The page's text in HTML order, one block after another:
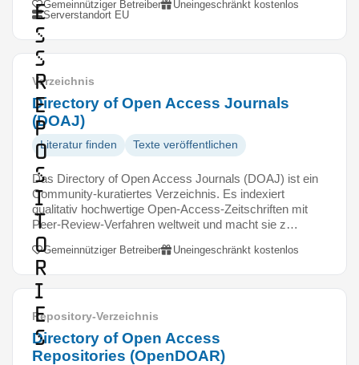
e
s
s
R
e
p
o
s
i
t
o
r
i
e
s
Gemeinnütziger Betreiber
Uneingeschränkt kostenlos
Serverstandort EU
Verzeichnis
Directory of Open Access Journals
(DOAJ)
Literatur finden Texte veröffentlichen
Das Directory of Open Access Journals (DOAJ) ist ein
Community-kuratiertes Verzeichnis. Es indexiert
qualitativ hochwertige Open-Access-Zeitschriften mit
Peer-Review-Verfahren weltweit und macht sie z…
Gemeinnütziger Betreiber Uneingeschränkt kostenlos
Repository-Verzeichnis
Directory of Open Access
Repositories (OpenDOAR)